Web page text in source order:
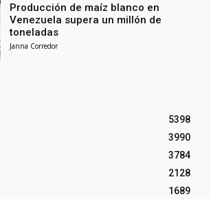
Producción de maíz blanco en
Venezuela supera un millón de
toneladas
Janna Corredor
5398
3990
3784
2128
1689